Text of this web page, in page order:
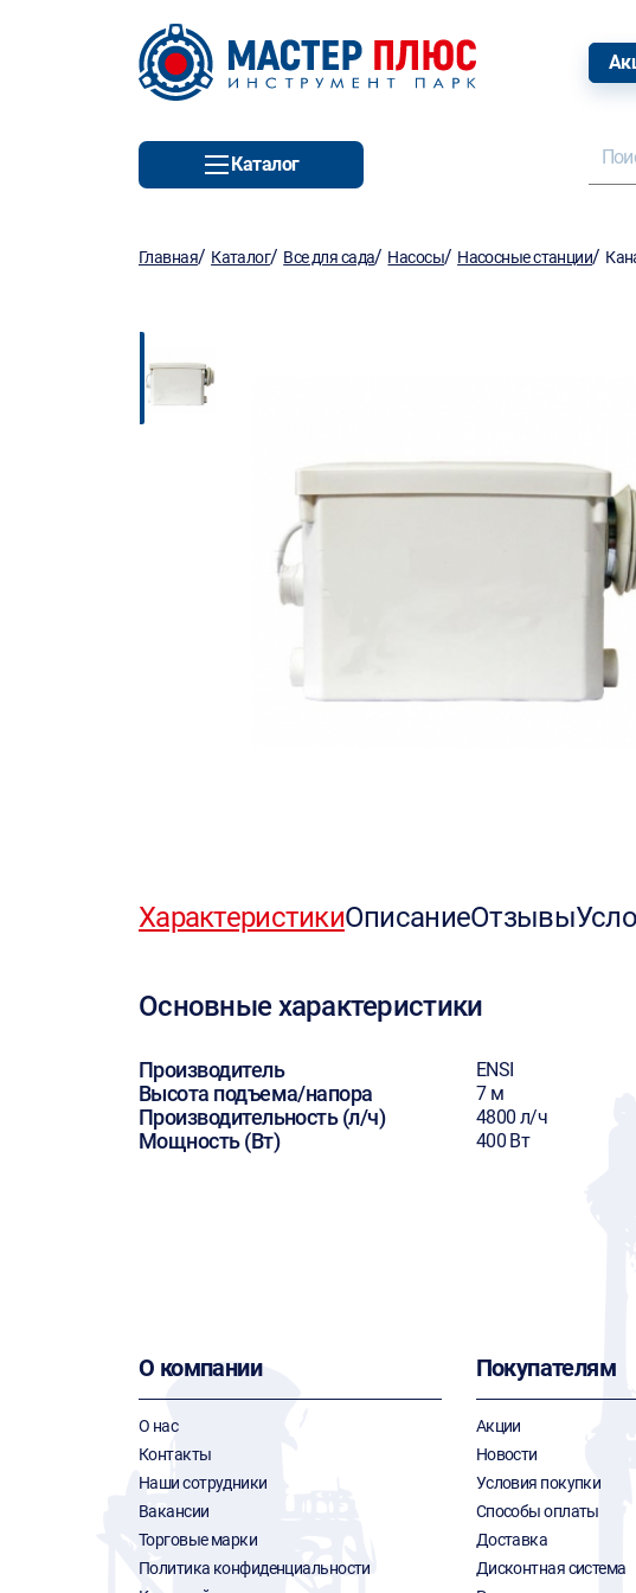
Каталог
Главная/ Каталог/ Все для сада/ Насосы/ Насосные станции/
ХарактеристикиОписаниеОтзывы
Основные характеристики
Производитель ENSI
Высота подъема/напора 7 м
Производительность (л/ч) 4800 л/ч
Мощность (Вт) 400 Вт
О компании
О нас
Контакты
Наши сотрудники
Вакансии
Торговые марки
Политика конфиденциальности
Покупателям
Акции
Новости
Условия покупки
Способы оплаты
Доставка
Дисконтная система